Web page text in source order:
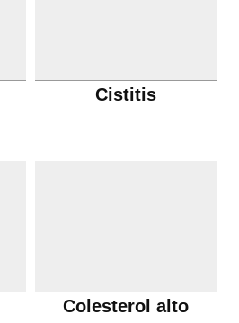
Cistitis
Colesterol alto